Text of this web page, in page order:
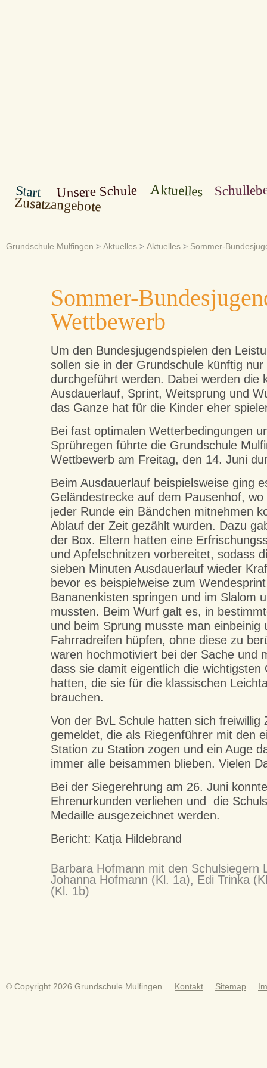
Start Unsere Schule Aktuelles
Zusatzangebote
Grundschule Mulfingen > Aktuelles > Aktuelles > Sommer-
Sommer-
Wettbewerb
Um den Bundesjugendspielen den
sollen sie in der Grundschule künftig
durchgeführt werden. Dabei werden die
Ausdauerlauf, Sprint, Weitsprung und
das Ganze hat für die Kinder eher
Bei fast optimalen Wetterbedingungen
Sprühregen führte die Grundschule
Wettbewerb am Freitag, den 14. Juni
Beim Ausdauerlauf beispielsweise ging
Geländestrecke auf dem Pausenhof,
jeder Runde ein Bändchen mitnehmen
Ablauf der Zeit gezählt wurden. Dazu
der Box. Eltern hatten eine
und Apfelschnitzen vorbereitet, sodass
sieben Minuten Ausdauerlauf wieder
bevor es beispielweise zum
Bananenkisten springen und im Slalom
mussten. Beim Wurf galt es, in
und beim Sprung musste man einbeinig
Fahrradreifen hüpfen, ohne diese zu
waren hochmotiviert bei der Sache und
dass sie damit eigentlich die wichtigsten
hatten, die sie für die klassischen
brauchen.
Von der BvL Schule hatten sich freiwillig
gemeldet, die als Riegenführer mit den
Station zu Station zogen und ein Auge
immer alle beisammen blieben. Vielen
Bei der Siegerehrung am 26. Juni
Ehrenurkunden verliehen und die
Medaille ausgezeichnet werden.
Bericht: Katja Hildebrand
Barbara Hofmann mit den Schulsiegern
Johanna Hofmann (Kl. 1a), Edi Trinka
(Kl. 1b)
© Copyright 2026 Grundschule Mulfingen Kontakt Sitemap